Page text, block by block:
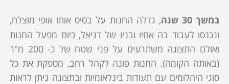
במשך 30 שנה
, גדלה החנות על בסיס אותו אופי מוצלח,
ונכנסו לעבוד בה אחיו ובניו של דניאל, כיום מפעל החנות
ואולם התצוגה משתרעים על פני שטח של כ- 200 מ"ר
(באותה הקומה). החנות פונה לקהל רחב, מספקת את כל
סוגי היהלומים עם תעודות בינלאומיות ובתצוגה ניתן לראות